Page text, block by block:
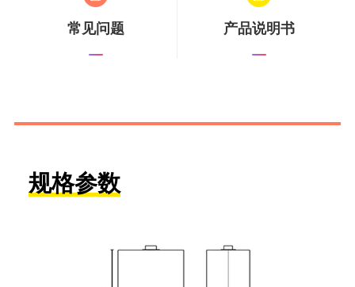
常见问题 产品说明书
规格参数